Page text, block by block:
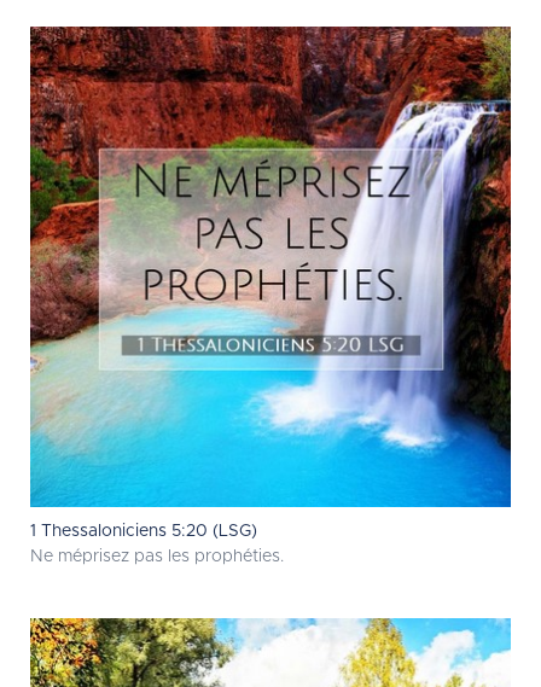
1 Thessaloniciens 5:20 (LSG)
Ne méprisez pas les prophéties.